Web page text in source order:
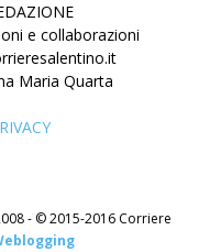
e collaborazioni
Maria Quarta
- © 2015-2016 Corriere